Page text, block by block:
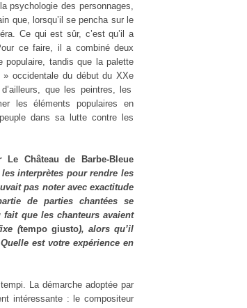
psychologie des personnages,
que, lorsqu’il se pencha sur le
Ce qui est sûr, c’est qu’il a
ce faire, il a combiné deux
populaire, tandis que la palette
occidentale du début du XXe
que les peintres, les
les éléments populaires en
dans sa lutte contre les
Le Château de Barbe-Bleue
interprètes pour rendre les
pas noter avec exactitude
de parties chantées se
que les chanteurs avaient
(tempo giusto), alors qu’il
est votre expérience en
La démarche adoptée par
intéressante : le compositeur